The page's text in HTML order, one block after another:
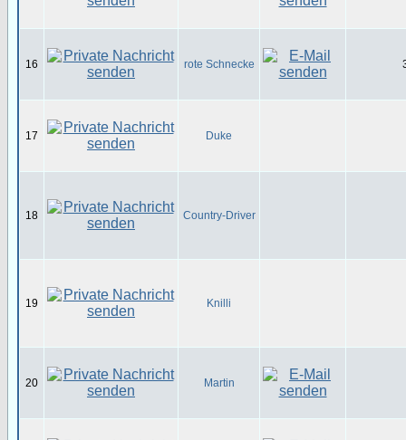
16 rote Schnecke
17 Duke
18 Country-Driver
19 Knilli
20 Martin